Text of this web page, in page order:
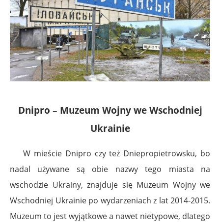
Dnipro – Muzeum Wojny we Wschodniej
Ukrainie
W mieście Dnipro czy też Dniepropietrowsku, bo
nadal używane są obie nazwy tego miasta na
wschodzie Ukrainy, znajduje się Muzeum Wojny we
Wschodniej Ukrainie po wydarzeniach z lat 2014-2015.
Muzeum to jest wyjątkowe a nawet nietypowe, dlatego